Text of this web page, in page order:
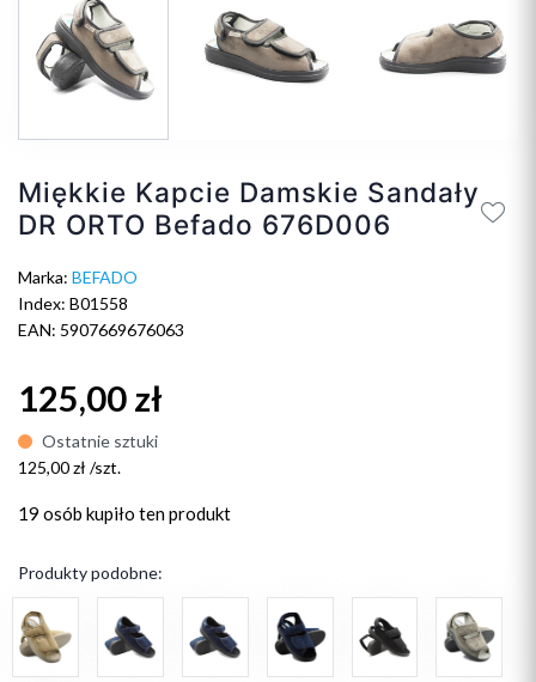
Miękkie Kapcie Damskie Sandały
DR ORTO Befado 676D006
Marka: BEFADO
Index: B01558
EAN: 5907669676063
125,00 zł
Ostatnie sztuki
125,00 zł /szt.
19 osób kupiło ten produkt
Produkty podobne: